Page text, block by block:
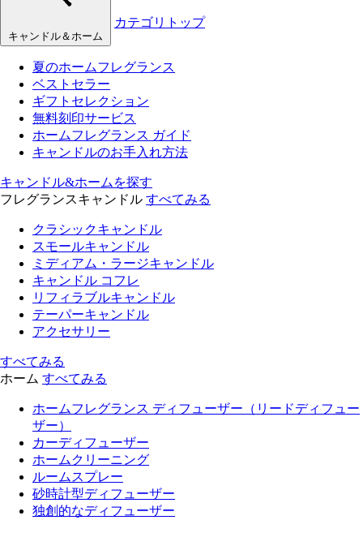
キャンドル＆ホーム
カテゴリトップ
夏のホームフレグランス
ベストセラー
ギフトセレクション
無料刻印サービス
ホームフレグランス ガイド
キャンドルのお手入れ方法
キャンドル&ホームを探す
フレグランスキャンドル すべてみる
クラシックキャンドル
スモールキャンドル
ミディアム・ラージキャンドル
キャンドル コフレ
リフィラブルキャンドル
テーパーキャンドル
アクセサリー
すべてみる
ホーム すべてみる
ホームフレグランス ディフューザー（リードディフュー
ザー）
カーディフューザー
ホームクリーニング
ルームスプレー
砂時計型ディフューザー
独創的なディフューザー